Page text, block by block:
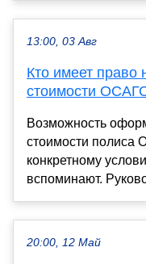
13:00, 03 Авг
Кто имеет право
стоимости
Возможность
стоимости полиса
конкретному
вспоминают.
20:00, 12 Май